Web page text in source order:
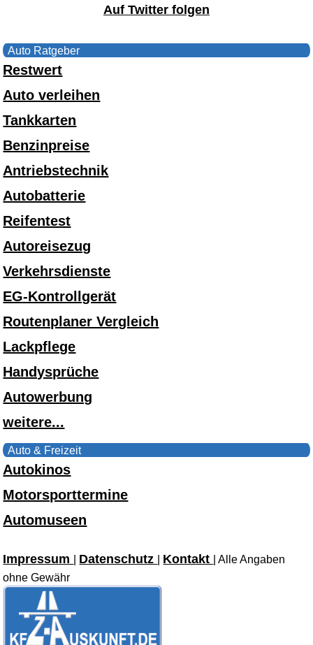
Auf Twitter folgen
Auto Ratgeber
Restwert
Auto verleihen
Tankkarten
Benzinpreise
Antriebstechnik
Autobatterie
Reifentest
Autoreisezug
Verkehrsdienste
EG-Kontrollgerät
Routenplaner Vergleich
Lackpflege
Handysprüche
Autowerbung
weitere...
Auto & Freizeit
Autokinos
Motorsporttermine
Automuseen
Impressum Datenschutz Kontakt
| Alle Angaben
ohne Gewähr